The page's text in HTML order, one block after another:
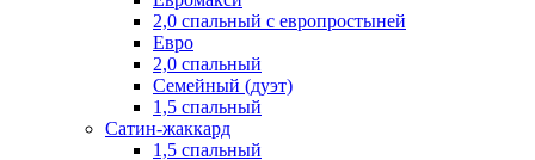
2,0 спальный с европростыней
Евро
2,0 спальный
Семейный (дуэт)
1,5 спальный
Сатин-жаккард
1,5 спальный